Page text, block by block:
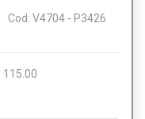
Cod: V4704 - P3426
115.00